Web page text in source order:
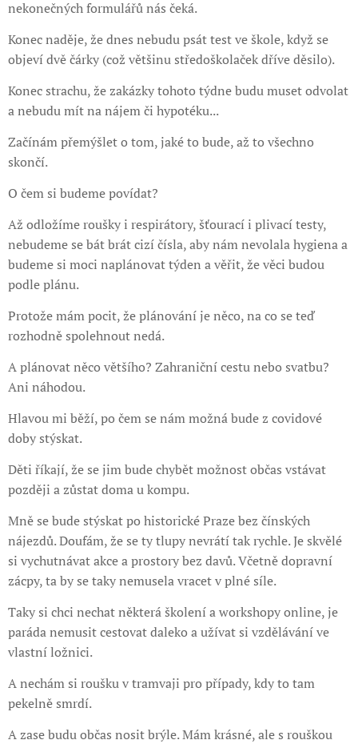
nekonečných formulářů nás čeká.
Konec naděje, že dnes nebudu psát test ve škole, když se
objeví dvě čárky (což většinu středoškolaček dříve děsilo).
Konec strachu, že zakázky tohoto týdne budu muset odvolat
a nebudu mít na nájem či hypotéku...
Začínám přemýšlet o tom, jaké to bude, až to všechno
skončí.
O čem si budeme povídat?
Až odložíme roušky i respirátory, šťourací i plivací testy,
nebudeme se bát brát cizí čísla, aby nám nevolala hygiena a
budeme si moci naplánovat týden a věřit, že věci budou
podle plánu.
Protože mám pocit, že plánování je něco, na co se teď
rozhodně spolehnout nedá.
A plánovat něco většího? Zahraniční cestu nebo svatbu?
Ani náhodou.
Hlavou mi běží, po čem se nám možná bude z covidové
doby stýskat.
Děti říkají, že se jim bude chybět možnost občas vstávat
později a zůstat doma u kompu.
Mně se bude stýskat po historické Praze bez čínských
nájezdů. Doufám, že se ty tlupy nevrátí tak rychle. Je skvělé
si vychutnávat akce a prostory bez davů. Včetně dopravní
zácpy, ta by se taky nemusela vracet v plné síle.
Taky si chci nechat některá školení a workshopy online, je
paráda nemusit cestovat daleko a užívat si vzdělávání ve
vlastní ložnici.
A nechám si roušku v tramvaji pro případy, kdy to tam
pekelně smrdí.
A zase budu občas nosit brýle. Mám krásné, ale s rouškou